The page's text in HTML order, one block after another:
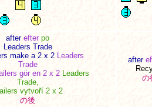
after efter po
Leaders Trade
make a 2 x 2
Leaders
Trade
gör en 2 x 2
Leaders
Trade,
vytvoří 2 x 2
の後
after
の